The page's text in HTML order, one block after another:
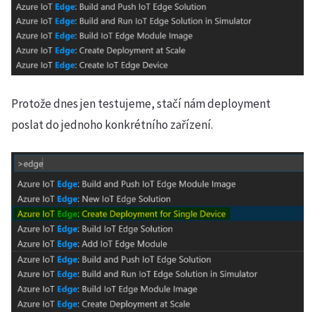
Protože dnes jen testujeme, stačí nám deployment
poslat do jednoho konkrétního zařízení.